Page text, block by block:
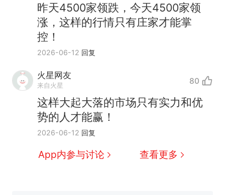
昨天4500家领跌，今天4500家领
涨，这样的行情只有庄家才能掌
控！
2026-06-12 回复
火星网友
来自火星 80
这样大起大落的市场只有实力和优
势的人才能赢！
2026-06-12 回复
App内参与讨论 查看更多
热
那个在床头放菜刀的女孩，
因老师一句“跟我回家”改写了
人生
新 制裁瓜子饺子，美国怕什